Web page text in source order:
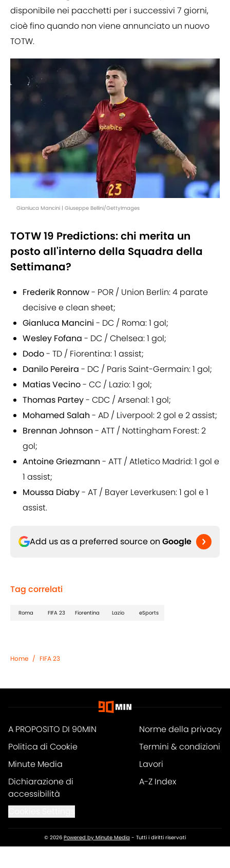
disponibile nei pacchetti per i successivi 7 giorni,
cioè fino quando non viene annunciato un nuovo
TOTW.
Gianluca Mancini | Giuseppe Bellini/GettyImages
TOTW 19 Predictions: chi merita un
posto all'interno della Squadra della
Settimana?
Frederik Ronnow- POR / Union Berlin: 4 parate
decisive e clean sheet;
Gianluca Mancini - DC / Roma: 1 gol;
Wesley Fofana - DC / Chelsea: 1 gol;
Dodo- TD / Fiorentina: 1 assist;
Danilo Pereira - DC / Paris Saint-Germain: 1 gol;
Matias Vecino- CC / Lazio: 1 gol;
Thomas Partey- CDC / Arsenal: 1 gol;
Mohamed Salah - AD / Liverpool: 2 gol e 2 assist;
Brennan Johnson - ATT / Nottingham Forest: 2
gol;
Antoine Griezmann - ATT / Atletico Madrid: 1 gol e
1 assist;
Moussa Diaby- AT / Bayer Leverkusen: 1 gol e 1
assist.
Add us as a preferred source on Google
Tag correlati
Roma FIFA 23 Fiorentina Lazio eSports
Home / FIFA 23
A PROPOSITO DI 90MIN
Norme della privacy
Politica di Cookie
Termini & condizioni
Minute Media
Lavori
Dichiarazione di
accessibilità
A-Z Index
© 2026 Powered by Minute Media - Tutti i diritti riservati